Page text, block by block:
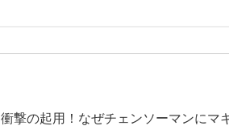
衝撃の起用！なぜチェンソーマンにマ